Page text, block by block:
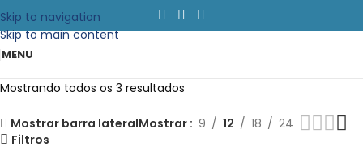
Skip to navigation
Skip to main content
MENU
Mostrando todos os 3 resultados
Mostrar barra lateralMostrar 9 12 18
24
Filtros